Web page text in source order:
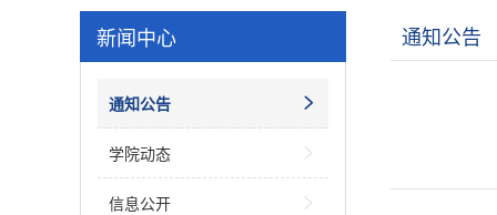
新闻中心
通知公告 
学院动态 
信息公开 
通知公告